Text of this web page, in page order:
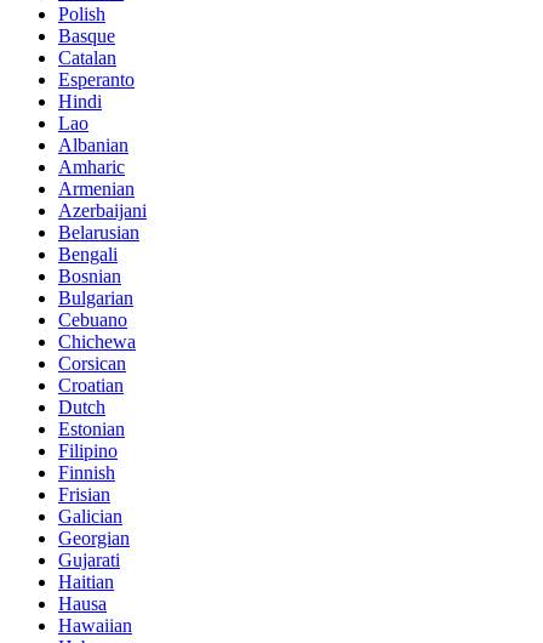
Polish
Basque
Catalan
Esperanto
Hindi
Lao
Albanian
Amharic
Armenian
Azerbaijani
Belarusian
Bengali
Bosnian
Bulgarian
Cebuano
Chichewa
Corsican
Croatian
Dutch
Estonian
Filipino
Finnish
Frisian
Galician
Georgian
Gujarati
Haitian
Hausa
Hawaiian